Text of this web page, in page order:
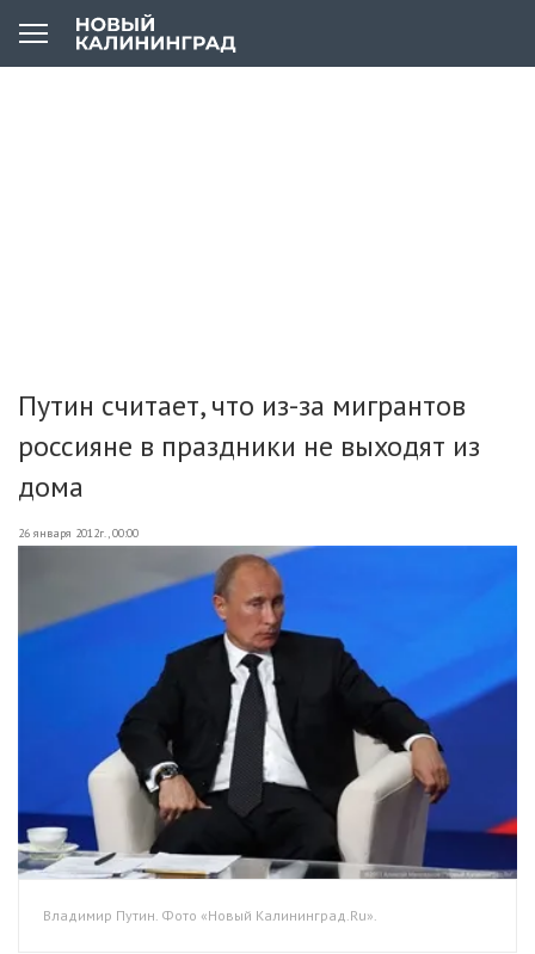
Путин считает, что из-за мигрантов
россияне в праздники не выходят из
дома
26 января 2012г., 00:00
Владимир Путин. Фото «Новый Калининград.Ru».